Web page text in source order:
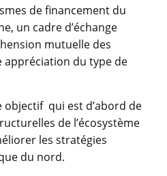
de financement du
un cadre d’échange
mutuelle des
appréciation du type de
qui est d’abord de
de l’écosystème
les stratégies
du nord.